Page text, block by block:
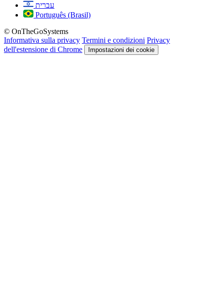
עברית
Português (Brasil)
© OnTheGoSystems
Informativa sulla privacy Termini e condizioni Privacy
dell'estensione di Chrome
Impostazioni dei cookie